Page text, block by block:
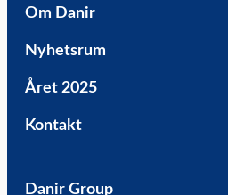
Om Danir
Nyhetsrum
Året 2025
Kontakt
Danir Group